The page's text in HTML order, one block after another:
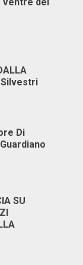
Silvestri
Di
SU